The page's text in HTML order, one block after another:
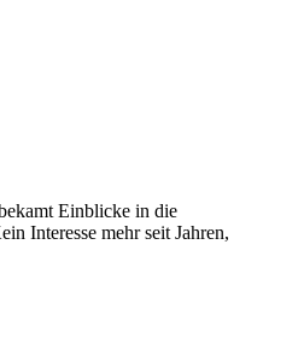
Einblicke in die
Interesse mehr seit Jahren,